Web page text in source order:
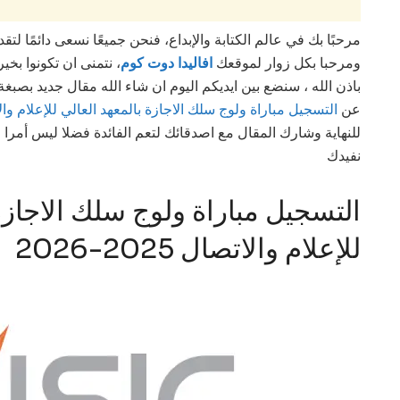
مرحبًا بك في عالم الكتابة والإبداع، فنحن جميعًا نسعى دائمًا
ومرحبا بكل زوار لموقعك افاليدا دوت كوم، نتمنى ان تكونوا
باذن الله ، سنضع بين ايديكم اليوم ان شاء الله مقال جديد
عن التسجيل مباراة ولوج سلك الاجازة بالمعهد العالي للإعلام والاتصال
للنهاية وشارك المقال مع اصدقائك لتعم الفائدة فضلا ليس
نفيدك
التسجيل مباراة ولوج سلك
للإعلام والاتصال 2025-2026